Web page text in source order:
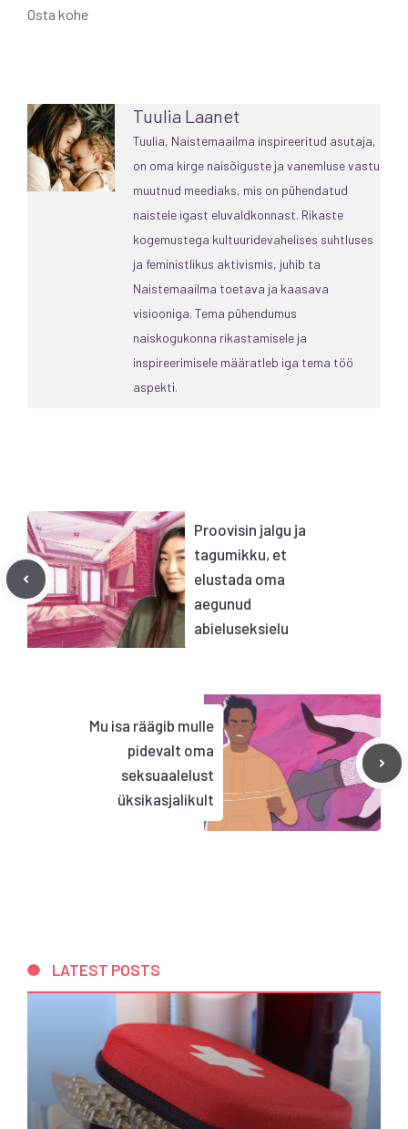
Osta kohe
Tuulia Laanet
Tuulia, Naistemaailma inspireeritud asutaja,
on oma kirge naisõiguste ja vanemluse vastu
muutnud meediaks, mis on pühendatud
naistele igast eluvaldkonnast. Rikaste
kogemustega kultuuridevahelises suhtluses
ja feministlikus aktivismis, juhib ta
Naistemaailma toetava ja kaasava
visiooniga. Tema pühendumus
naiskogukonna rikastamisele ja
inspireerimisele määratleb iga tema töö
aspekti.
Proovisin jalgu ja
tagumikku, et
elustada oma
aegunud
abieluseksielu
Mu isa räägib mulle
pidevalt oma
seksuaalelust
üksikasjalikult
LATEST POSTS